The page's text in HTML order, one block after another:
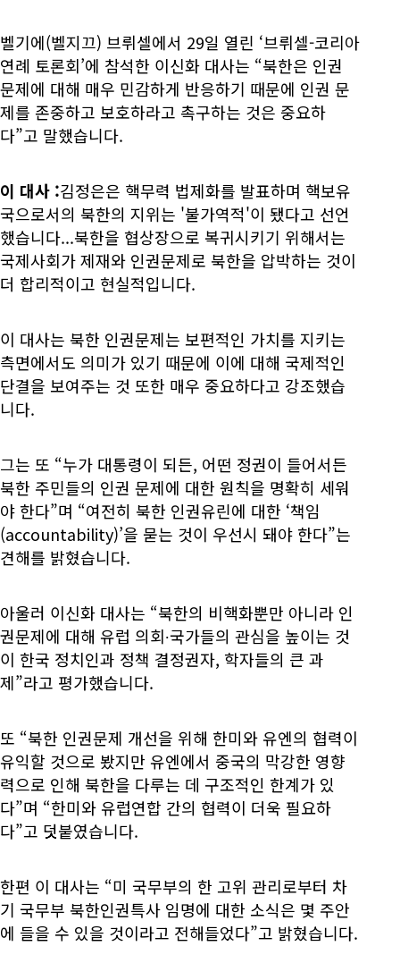
벨기에(벨지끄) 브뤼셀에서 29일 열린 ‘브뤼셀-코리아
연례 토론회’에 참석한 이신화 대사는 “북한은 인권
문제에 대해 매우 민감하게 반응하기 때문에 인권 문
제를 존중하고 보호하라고 촉구하는 것은 중요하
다”고 말했습니다.
이 대사 :김정은은 핵무력 법제화를 발표하며 핵보유
국으로서의 북한의 지위는 '불가역적'이 됐다고 선언
했습니다...북한을 협상장으로 복귀시키기 위해서는
국제사회가 제재와 인권문제로 북한을 압박하는 것이
더 합리적이고 현실적입니다.
이 대사는 북한 인권문제는 보편적인 가치를 지키는
측면에서도 의미가 있기 때문에 이에 대해 국제적인
단결을 보여주는 것 또한 매우 중요하다고 강조했습
니다.
그는 또 “누가 대통령이 되든, 어떤 정권이 들어서든
북한 주민들의 인권 문제에 대한 원칙을 명확히 세워
야 한다”며 “여전히 북한 인권유린에 대한 ‘책임
(accountability)’을 묻는 것이 우선시 돼야 한다”는
견해를 밝혔습니다.
아울러 이신화 대사는 “북한의 비핵화뿐만 아니라 인
권문제에 대해 유럽 의회∙국가들의 관심을 높이는 것
이 한국 정치인과 정책 결정권자, 학자들의 큰 과
제”라고 평가했습니다.
또 “북한 인권문제 개선을 위해 한미와 유엔의 협력이
유익할 것으로 봤지만 유엔에서 중국의 막강한 영향
력으로 인해 북한을 다루는 데 구조적인 한계가 있
다”며 “한미와 유럽연합 간의 협력이 더욱 필요하
다”고 덧붙였습니다.
한편 이 대사는 “미 국무부의 한 고위 관리로부터 차
기 국무부 북한인권특사 임명에 대한 소식은 몇 주안
에 들을 수 있을 것이라고 전해들었다”고 밝혔습니다.